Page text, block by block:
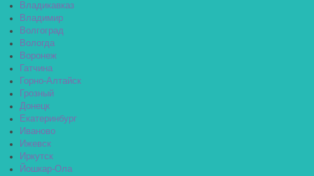
Владикавказ
Владимир
Волгоград
Вологда
Воронеж
Гатчина
Горно-Алтайск
Грозный
Донецк
Екатеринбург
Иваново
Ижевск
Иркутск
Йошкар-Ола